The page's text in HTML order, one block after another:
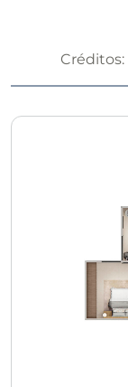
Créditos: